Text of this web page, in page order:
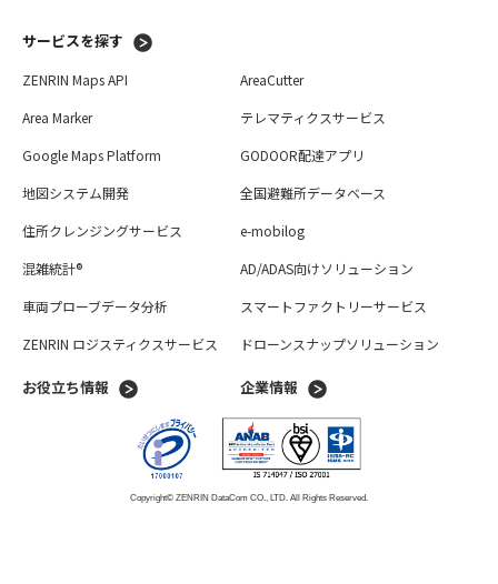
サービスを探す
ZENRIN Maps API
Area Marker
Google Maps Platform
地図システム開発
住所クレンジングサービス
混雑統計®
車両プローブデータ分析
AreaCutter
テレマティクスサービス
GODOOR配達アプリ
全国避難所データベース
e-mobilog
AD/ADAS向けソリューション
スマートファクトリーサービス
ZENRIN ロジスティクスサービス
お役立ち情報
ドローンスナップソリューション
企業情報
Copyright© ZENRIN DataCom CO., LTD. All Rights Reserved.